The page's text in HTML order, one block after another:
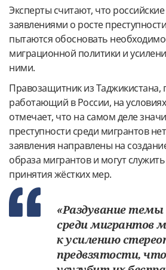
Эксперты считают, что
заявлениями о росте
пытаются обосновать
миграционной политики и
ними.
Правозащитник из
работающий в России, на
отмечает, что на самом деле
преступности среди мигрантов
заявления направлены на
образа мигрантов и могут
принятия жёстких мер.
«Раздувание
среди мигрантов
к усилению
предвзятости,